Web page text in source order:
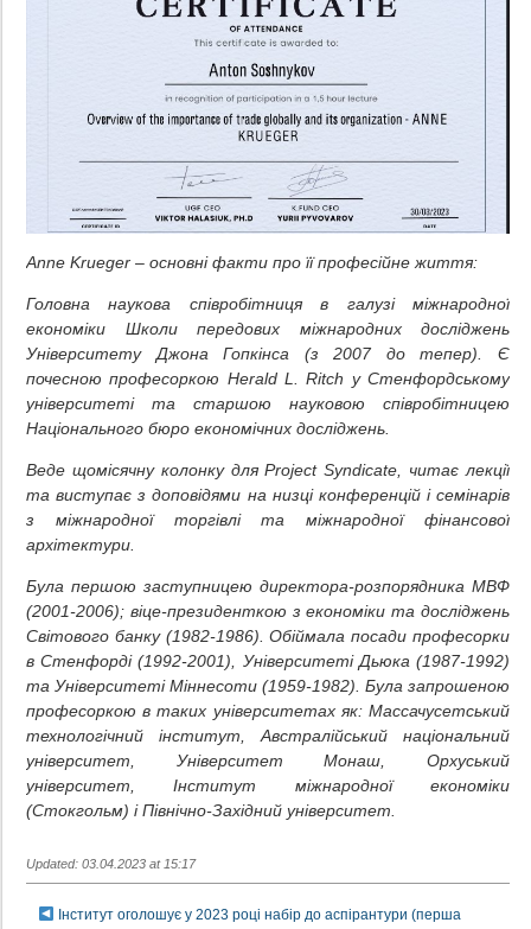
Anne Krueger – основні факти про її професійне життя:
Головна наукова співробітниця в галузі міжнародної
економіки Школи передових міжнародних досліджень
Університету Джона Гопкінса (з 2007 до тепер). Є
почесною професоркою Herald L. Ritch у Стенфордському
університеті та старшою науковою співробітницею
Національного бюро економічних досліджень.
Веде щомісячну колонку для Project Syndicate, читає лекції
та виступає з доповідями на низці конференцій і семінарів
з міжнародної торгівлі та міжнародної фінансової
архітектури.
Була першою заступницею директора-розпорядника МВФ
(2001-2006); віце-президенткою з економіки та досліджень
Світового банку (1982-1986). Обіймала посади професорки
в Стенфорді (1992-2001), Університеті Дьюка (1987-1992)
та Університеті Міннесоти (1959-1982). Була запрошеною
професоркою в таких університетах як: Массачусетський
технологічний інститут, Австралійський національний
університет, Університет Монаш, Орхуський
університет, Інститут міжнародної економіки
(Стокгольм) і Північно-Західний університет.
Updated: 03.04.2023 at 15:17
Інститут оголошує у 2023 році набір до аспірантури (перша